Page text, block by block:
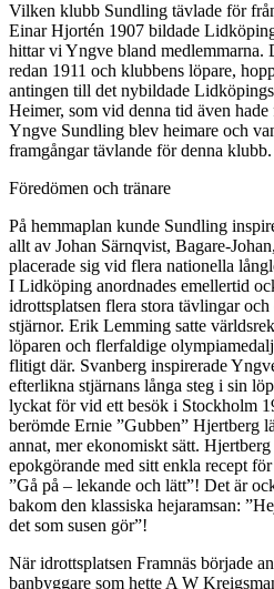
Vilken klubb Sundling tävlade för
Einar Hjortén 1907 bildade
hittar vi Yngve bland medlemmarna.
redan 1911 och klubbens löpare,
antingen till det nybildade
Heimer, som vid denna tid även
Yngve Sundling blev heimare och
framgångar tävlande för denna klubb.
Föredömen och tränare
På hemmaplan kunde Sundling
allt av Johan Särnqvist, Bagare-
placerade sig vid flera nationella
I Lidköping anordnades emellertid
idrottsplatsen flera stora tävlingar
stjärnor. Erik Lemming satte
löparen och flerfaldige
flitigt där. Svanberg inspirerade
efterlikna stjärnans långa steg i sin
lyckat för vid ett besök i Stockholm
berömde Ernie ”Gubben” Hjertberg
annat, mer ekonomiskt sätt.
epokgörande med sitt enkla recept
”Gå på – lekande och lätt”! Det är
bakom den klassiska hejaramsan:
det som susen gör”!
När idrottsplatsen Framnäs började
banbyggare som hette A W